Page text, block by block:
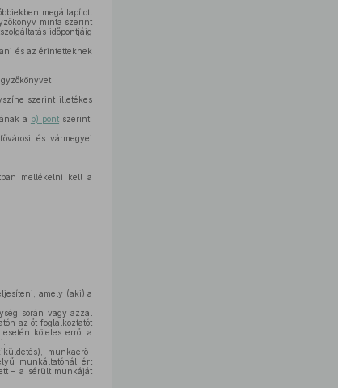
megállapított
minta szerint
időpontjáig
és az érintetteknek
szerint illetékes
a b) pont szerinti
és vármegyei
mellékelni kell a
amely (aki) a
során vagy azzal
az őt foglalkoztatót
köteles erről a
munkaerő-
munkáltatónál ért
– a sérült munkáját